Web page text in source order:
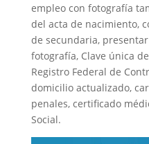
empleo con fotografía
del acta de nacimiento,
de secundaria,
fotografía, Clave única
Registro Federal de
domicilio actualizado,
penales, certificado
Social.